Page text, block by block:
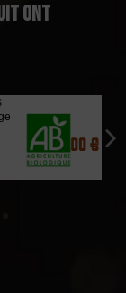
ont
23,00 €